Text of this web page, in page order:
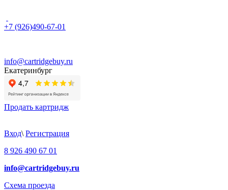
+7 (926)490-67-01
info@cartridgebuy.ru
Екатеринбург
Продать картридж
Вход\ Регистрация
8 926 490 67 01
info@cartridgebuy.ru
Схема проезда